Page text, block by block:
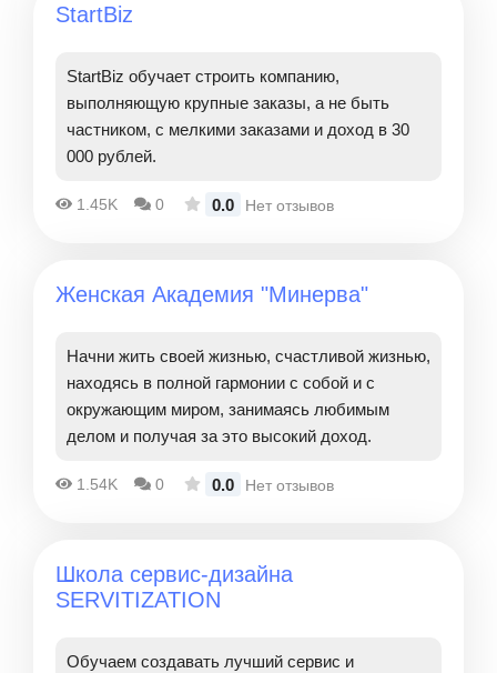
StartBiz
StartBiz обучает строить компанию,
выполняющую крупные заказы, а не быть
частником, с мелкими заказами и доход в 30
000 рублей.
1.45K 0 0.0 Нет отзывов
Женская Академия "Минерва"
Начни жить своей жизнью, счастливой жизнью,
находясь в полной гармонии с собой и с
окружающим миром, занимаясь любимым
делом и получая за это высокий доход.
1.54K 0 0.0 Нет отзывов
Школа сервис-дизайна
SERVITIZATION
Обучаем создавать лучший сервис и